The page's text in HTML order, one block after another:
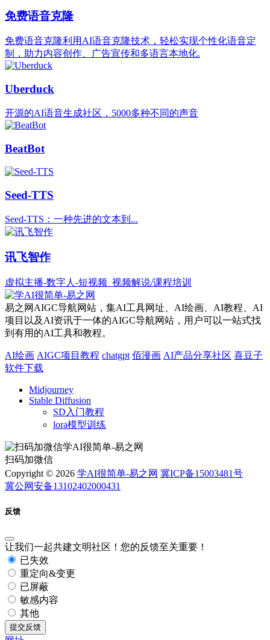
免费语音克隆
免费语音克隆利用AI语音克隆技术，轻松实现个性化语音定
制，助力内容创作、广告宣传和多语言本地化.
Uberduck
开源的AI语音生成社区，5000多种不同的声音
BeatBot
Seed-TTS
Seed-TTS：一种先进的文本到...
讯飞智作
虚拟主播-数字人-短视频_视频解说/课程培训
易之网AIGC导航网站，集AI工具网址、AI绘画、AI教程、AI
项目以及AI资讯于一体的AIGC导航网站，用户可以一站式找
到有用的AI工具和教程。
AI绘画 AIGC项目教程 chatgpt 佰漫画 AI产品分享社区 喜豆子
软件下载
Midjourney
Stable Diffusion
SD入门教程
lora模型训练
扫码加微信
Copyright © 2026 学AI很简单-易之网 冀ICP备15003481号
冀公网安备13102402000431
反馈
让我们一起共建文明社区！您的反馈至关重要！
已失效
重定向&变更
已屏蔽
敏感内容
其他
提交反馈